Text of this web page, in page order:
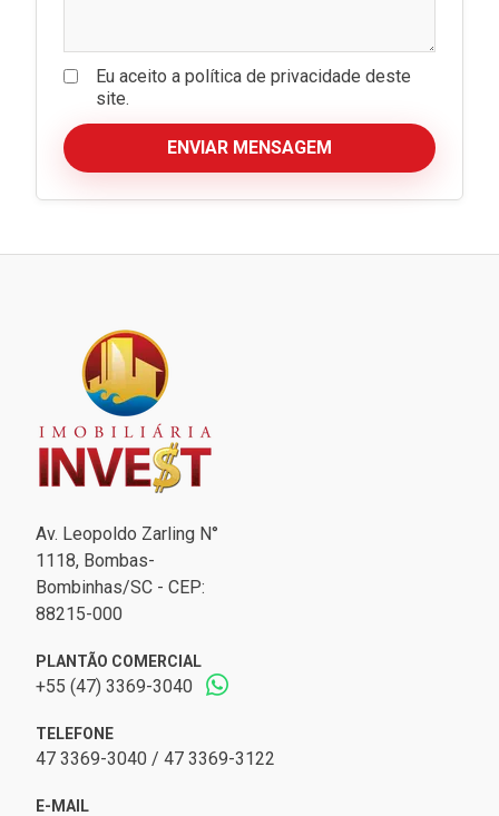
Eu aceito a política de privacidade deste
site.
ENVIAR MENSAGEM
Av. Leopoldo Zarling N°
1118, Bombas-
Bombinhas/SC - CEP:
88215-000
PLANTÃO COMERCIAL
+55 (47) 3369-3040
TELEFONE
47 3369-3040 / 47 3369-3122
E-MAIL